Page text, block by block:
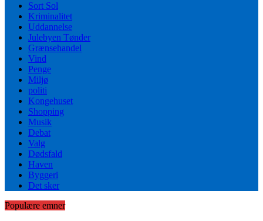
Sort Sol
Kriminalitet
Uddannelse
Julebyen Tønder
Grænsehandel
Vind
Penge
Miljø
politi
Kongehuset
Shopping
Musik
Debat
Valg
Dødsfald
Haven
Byggeri
Det sker
Populære emner